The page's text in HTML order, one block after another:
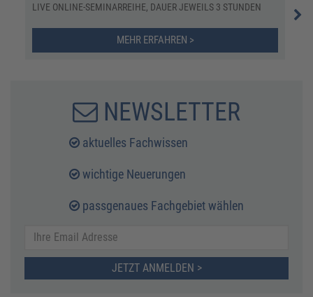
LIVE ONLINE-SEMINARREIHE, DAUER JEWEILS 3 STUNDEN
MEHR ERFAHREN >
NEWSLETTER
aktuelles Fachwissen
wichtige Neuerungen
passgenaues Fachgebiet wählen
JETZT ANMELDEN >